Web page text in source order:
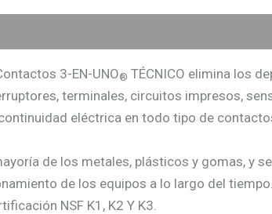
3-EN-UNO® TÉCNICO elimina los
terminales, circuitos impresos,
eléctrica en todo tipo de
de los metales, plásticos y gomas, y
de los equipos a lo largo del tiempo.
NSF K1, K2 Y K3.